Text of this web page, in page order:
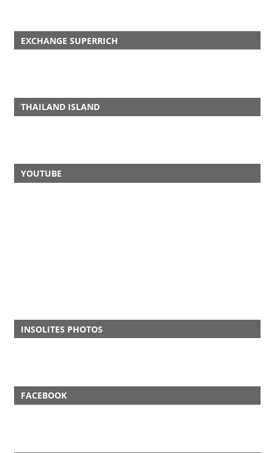
EXCHANGE SUPERRICH
THAILAND ISLAND
YOUTUBE
INSOLITES PHOTOS
FACEBOOK